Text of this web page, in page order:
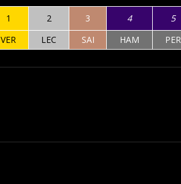
1 2 3 4 5
VER LEC SAI HAM PER